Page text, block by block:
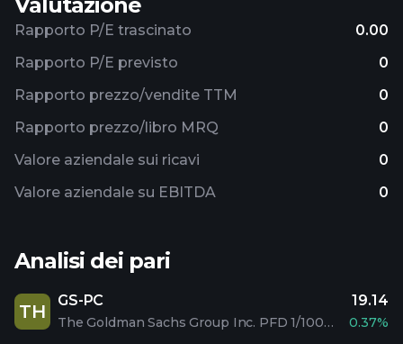
Rapporto P/E trascinato
0.00
Rapporto P/E previsto
0
Rapporto prezzo/vendite TTM
0
Rapporto prezzo/libro MRQ
0
Valore aziendale sui ricavi
0
Valore aziendale su EBITDA
0
Analisi dei pari
TH
GS-PC
The Goldman Sachs Group Inc. PFD 1/1000 C
19.14
0.37%